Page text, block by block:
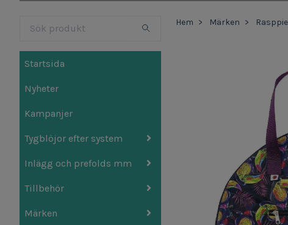
Startsida
Nyheter
Kampanjer
Tygblöjor efter system
Inlägg och prefolds mm
Tillbehör
Märken
Hem Märken